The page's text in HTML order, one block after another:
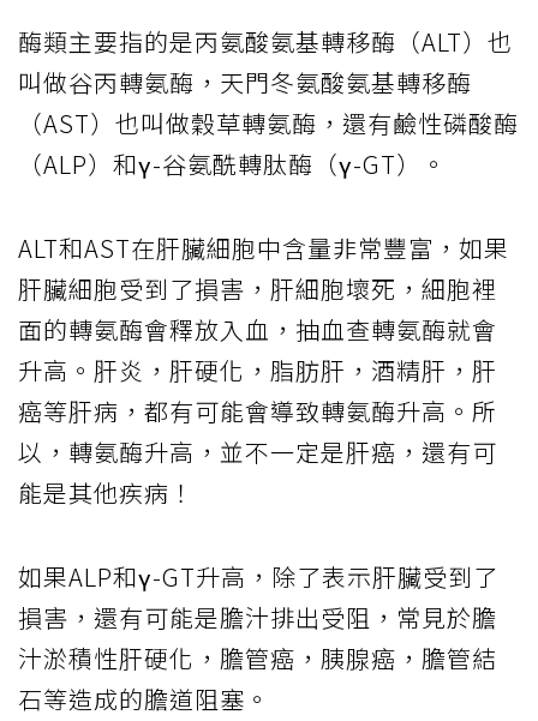
酶類主要指的是丙氨酸氨基轉移酶（ALT）也
叫做谷丙轉氨酶，天門冬氨酸氨基轉移酶
（AST）也叫做穀草轉氨酶，還有鹼性磷酸酶
（ALP）和γ-谷氨酰轉肽酶（γ-GT）。
ALT和AST在肝臟細胞中含量非常豐富，如果
肝臟細胞受到了損害，肝細胞壞死，細胞裡
面的轉氨酶會釋放入血，抽血查轉氨酶就會
升高。肝炎，肝硬化，脂肪肝，酒精肝，肝
癌等肝病，都有可能會導致轉氨酶升高。所
以，轉氨酶升高，並不一定是肝癌，還有可
能是其他疾病！
如果ALP和γ-GT升高，除了表示肝臟受到了
損害，還有可能是膽汁排出受阻，常見於膽
汁淤積性肝硬化，膽管癌，胰腺癌，膽管結
石等造成的膽道阻塞。